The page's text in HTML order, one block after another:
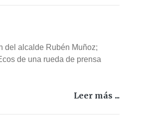
del alcalde Rubén Muñoz;
de una rueda de prensa
Leer más ...